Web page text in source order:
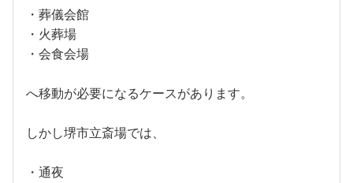
・葬儀会館
・火葬場
・会食会場
へ移動が必要になるケースがあります。
しかし堺市立斎場では、
・通夜